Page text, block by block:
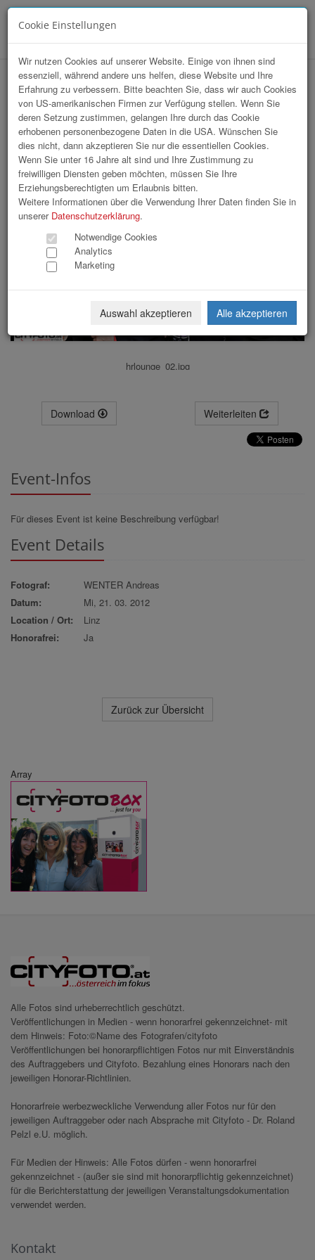
hr-lounge Mitte zu Gast bei Sparkasse
OÖ
hrlounge_02.jpg
Download Weiterleiten
Event-Infos
Für dieses Event ist keine Beschreibung verfügbar!
Event Details
Fotograf:
WENTER Andreas
Datum:
Mi, 21. 03. 2012
Location / Ort:
Linz
Honorafrei:
Ja
Zurück zur Übersicht
Array
Alle Fotos sind urheberrechtlich geschützt.
Veröffentlichungen in Medien - wenn honorarfrei gekennzeichnet- mit
dem Hinweis: Foto:©Name des Fotografen/cityfoto
Veröffentlichungen bei honorarpflichtigen Fotos nur mit Einverständnis
des Auftraggebers und Cityfoto. Bezahlung eines Honorars nach den
jeweiligen Honorar-Richtlinien.
Honorarfreie werbezweckliche Verwendung aller Fotos nur für den
jeweiligen Auftraggeber oder nach Absprache mit Cityfoto - Dr. Roland
Pelzl e.U. möglich.
Für Medien der Hinweis: Alle Fotos dürfen - wenn honorarfrei
gekennzeichnet - (außer sie sind mit honorarpflichtig gekennzeichnet)
für die Berichterstattung der jeweiligen Veranstaltungsdokumentation
verwendet werden.
Kontakt
Cookie Einstellungen
Wir nutzen Cookies auf unserer Website. Einige von ihnen sind
essenziell, während andere uns helfen, diese Website und Ihre
Erfahrung zu verbessern. Bitte beachten Sie, dass wir auch Cookies
von US-amerikanischen Firmen zur Verfügung stellen. Wenn Sie
deren Setzung zustimmen, gelangen Ihre durch das Cookie
erhobenen personenbezogene Daten in die USA. Wünschen Sie
dies nicht, dann akzeptieren Sie nur die essentiellen Cookies.
Wenn Sie unter 16 Jahre alt sind und Ihre Zustimmung zu
freiwilligen Diensten geben möchten, müssen Sie Ihre
Erziehungsberechtigten um Erlaubnis bitten.
Weitere Informationen über die Verwendung Ihrer Daten finden Sie in
unserer Datenschutzerklärung.
Notwendige Cookies
Analytics
Marketing
Auswahl akzeptieren Alle akzeptieren